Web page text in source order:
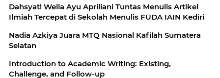
Dahsyat! Wella Ayu Apriliani Tuntas Menulis Artikel
Ilmiah Tercepat di Sekolah Menulis FUDA IAIN Kediri
Nadia Azkiya Juara MTQ Nasional Kafilah Sumatera
Selatan
Introduction to Academic Writing: Existing,
Challenge, and Follow-up